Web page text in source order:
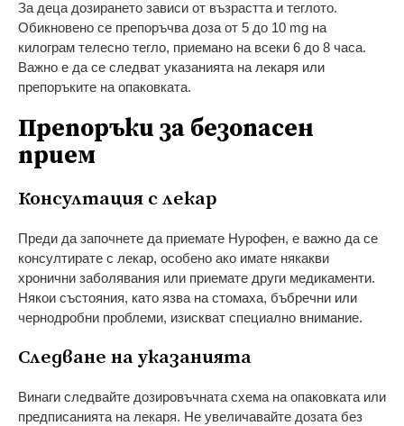
За деца дозирането зависи от възрастта и теглото.
Обикновено се препоръчва доза от 5 до 10 mg на
килограм телесно тегло, приемано на всеки 6 до 8 часа.
Важно е да се следват указанията на лекаря или
препоръките на опаковката.
Препоръки за безопасен
прием
Консултация с лекар
Преди да започнете да приемате Нурофен, е важно да се
консултирате с лекар, особено ако имате някакви
хронични заболявания или приемате други медикаменти.
Някои състояния, като язва на стомаха, бъбречни или
чернодробни проблеми, изискват специално внимание.
Следване на указанията
Винаги следвайте дозировъчната схема на опаковката или
предписанията на лекаря. Не увеличавайте дозата без